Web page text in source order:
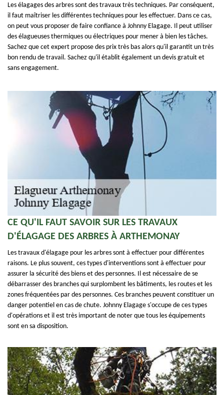
Les élagages des arbres sont des travaux très techniques. Par conséquent,
il faut maîtriser les différentes techniques pour les effectuer. Dans ce cas,
on peut vous proposer de faire confiance à Johnny Elagage. Il peut utiliser
des élagueuses thermiques ou électriques pour mener à bien les tâches.
Sachez que cet expert propose des prix très bas alors qu'il garantit un très
bon rendu de travail. Sachez qu'il établit également un devis gratuit et
sans engagement.
CE QU'IL FAUT SAVOIR SUR LES TRAVAUX
D'ÉLAGAGE DES ARBRES À ARTHEMONAY
Les travaux d'élagage pour les arbres sont à effectuer pour différentes
raisons. Le plus souvent, ces types d'interventions sont à effectuer pour
assurer la sécurité des biens et des personnes. Il est nécessaire de se
débarrasser des branches qui surplombent les bâtiments, les routes et les
zones fréquentées par des personnes. Ces branches peuvent constituer un
danger potentiel en cas de chute. Johnny Elagage s'occupe de ces types
d'opérations et il est très important de noter que tous les équipements
sont en sa disposition.